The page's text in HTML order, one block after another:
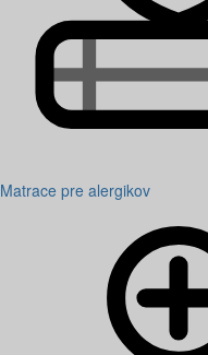
Matrace pre alergikov